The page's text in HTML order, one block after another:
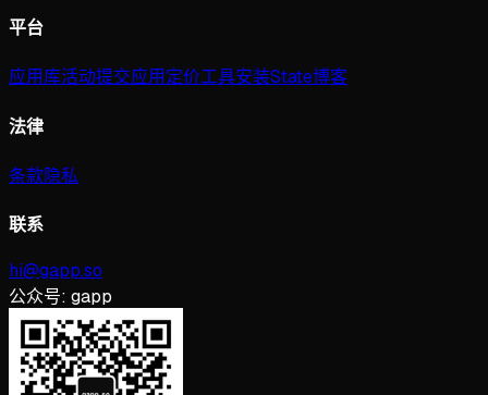
平台
应用库活动提交应用定价工具安装State博客
法律
条款隐私
联系
hi@gapp.so
公众号: gapp